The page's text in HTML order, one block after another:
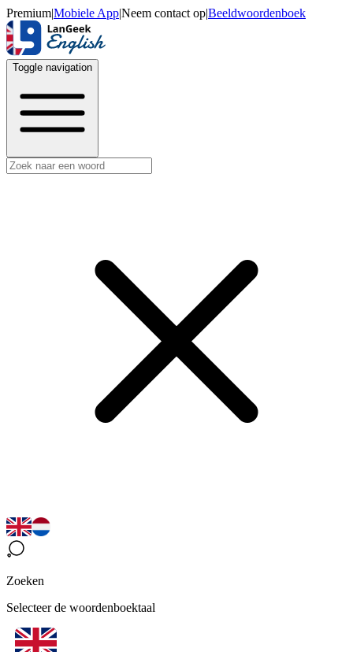
Premium|Mobiele App|Neem contact op|Beeldwoordenboek
Toggle navigation
Zoeken
Selecteer de woordenboektaal